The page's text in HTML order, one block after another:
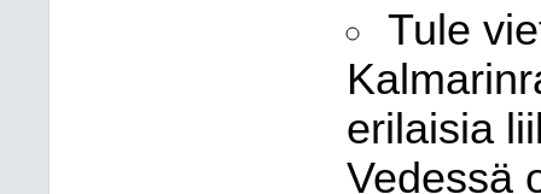
Tule
erilaisia
Vedessä